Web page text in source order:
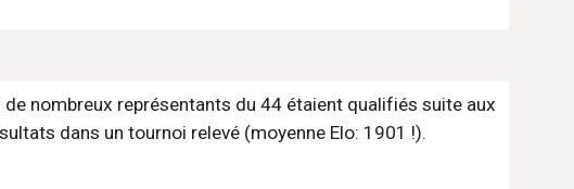
nombreux représentants du 44 étaient qualifiés suite aux
dans un tournoi relevé (moyenne Elo: 1901 !).